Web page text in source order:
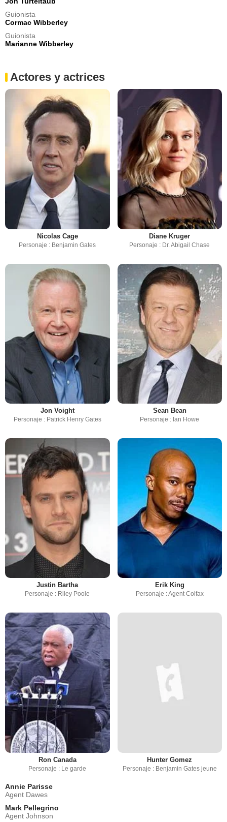
Guionista
Cormac Wibberley
Guionista
Marianne Wibberley
Actores y actrices
Nicolas Cage
Personaje : Benjamin Gates
Diane Kruger
Personaje : Dr. Abigail Chase
Jon Voight
Personaje : Patrick Henry Gates
Sean Bean
Personaje : Ian Howe
Justin Bartha
Personaje : Riley Poole
Erik King
Personaje : Agent Colfax
Ron Canada
Personaje : Le garde
Hunter Gomez
Personaje : Benjamin Gates jeune
Annie Parisse
Agent Dawes
Mark Pellegrino
Agent Johnson